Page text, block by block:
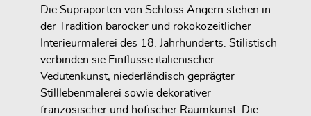
Die Supraporten von Schloss Angern stehen in
der Tradition barocker und rokokozeitlicher
Interieurmalerei des 18. Jahrhunderts. Stilistisch
verbinden sie Einflüsse italienischer
Vedutenkunst, niederländisch geprägter
Stilllebenmalerei sowie dekorativer
französischer und höfischer Raumkunst. Die